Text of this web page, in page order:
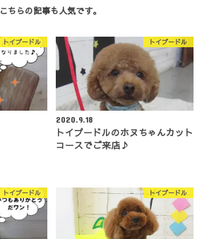
こちらの記事も人気です。
トイプードル トイプードル
2020.9.18
トイプードルのホヌちゃんカット
コースでご来店♪
トイプードル トイプードル